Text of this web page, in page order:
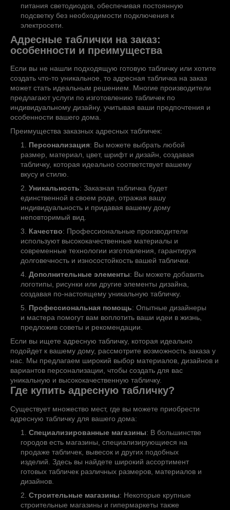
питания светодиодов, обеспечивая постоянную
подсветку без необходимости подключения к
электросети.
Адресные таблички на заказ:
особенности и преимущества
Если вы не нашли подходящую готовую табличку или хотите
создать что-то уникальное, то адресная табличка на заказ
может стать идеальным решением. Многие производители
предлагают услуги по изготовлению табличек по
индивидуальному дизайну, учитывая ваши предпочтения и
особенности вашего дома.
Преимущества заказных адресных табличек:
Персонализация: Вы можете выбрать любой
размер, материал, цвет, шрифт и дизайн, создавая
табличку, которая идеально соответствует вашему
вкусу и стилю.
Уникальность: Заказная табличка будет
единственной в своем роде, отражая вашу
индивидуальность и придавая вашему дому
неповторимый вид.
Качество: Профессиональные производители
используют высококачественные материалы и
современные технологии изготовления, гарантируя
долговечность и износостойкость вашей таблички.
Дополнительные элементы: Вы можете добавить
логотипы, рисунки или другие элементы дизайна,
создавая по-настоящему уникальную табличку.
Профессиональная помощь: Опытные дизайнеры
и мастера помогут вам воплотить ваши идеи в жизнь,
предложив советы и рекомендации.
Если вы ищете адресную табличку, которая идеально
подойдет к вашему дому, рассмотрите возможность заказа у
нас. Мы предлагаем широкий выбор материалов, дизайнов и
вариантов персонализации, чтобы создать для вас
уникальную и высококачественную табличку.
Где купить адресную табличку?
Существует множество мест, где вы можете приобрести
адресную табличку для вашего дома:
Специализированные магазины: В большинстве
городов есть магазины, специализирующиеся на
продаже табличек, вывесок и других подобных
изделий. Здесь вы найдете широкий ассортимент
готовых табличек различных размеров, материалов и
дизайнов.
Строительные магазины: Некоторые крупные
строительные магазины и гипермаркеты также